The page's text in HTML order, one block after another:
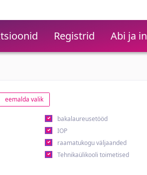
Registrid Abi ja
eemalda valik
bakalaureusetööd
IOP
raamatukogu väljaanded
Tehnikaülikooli toimetised